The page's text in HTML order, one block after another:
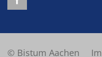
© Bistum Aachen